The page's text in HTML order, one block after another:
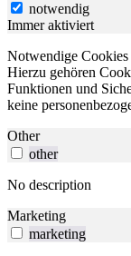
notwendig
Immer aktiviert
Notwendige Cookies
Hierzu gehören
Funktionen und
keine
Other
other
No description
Marketing
marketing